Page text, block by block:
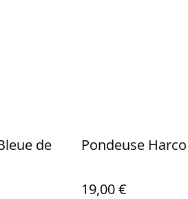
de
Pondeuse Harco
19,00 €